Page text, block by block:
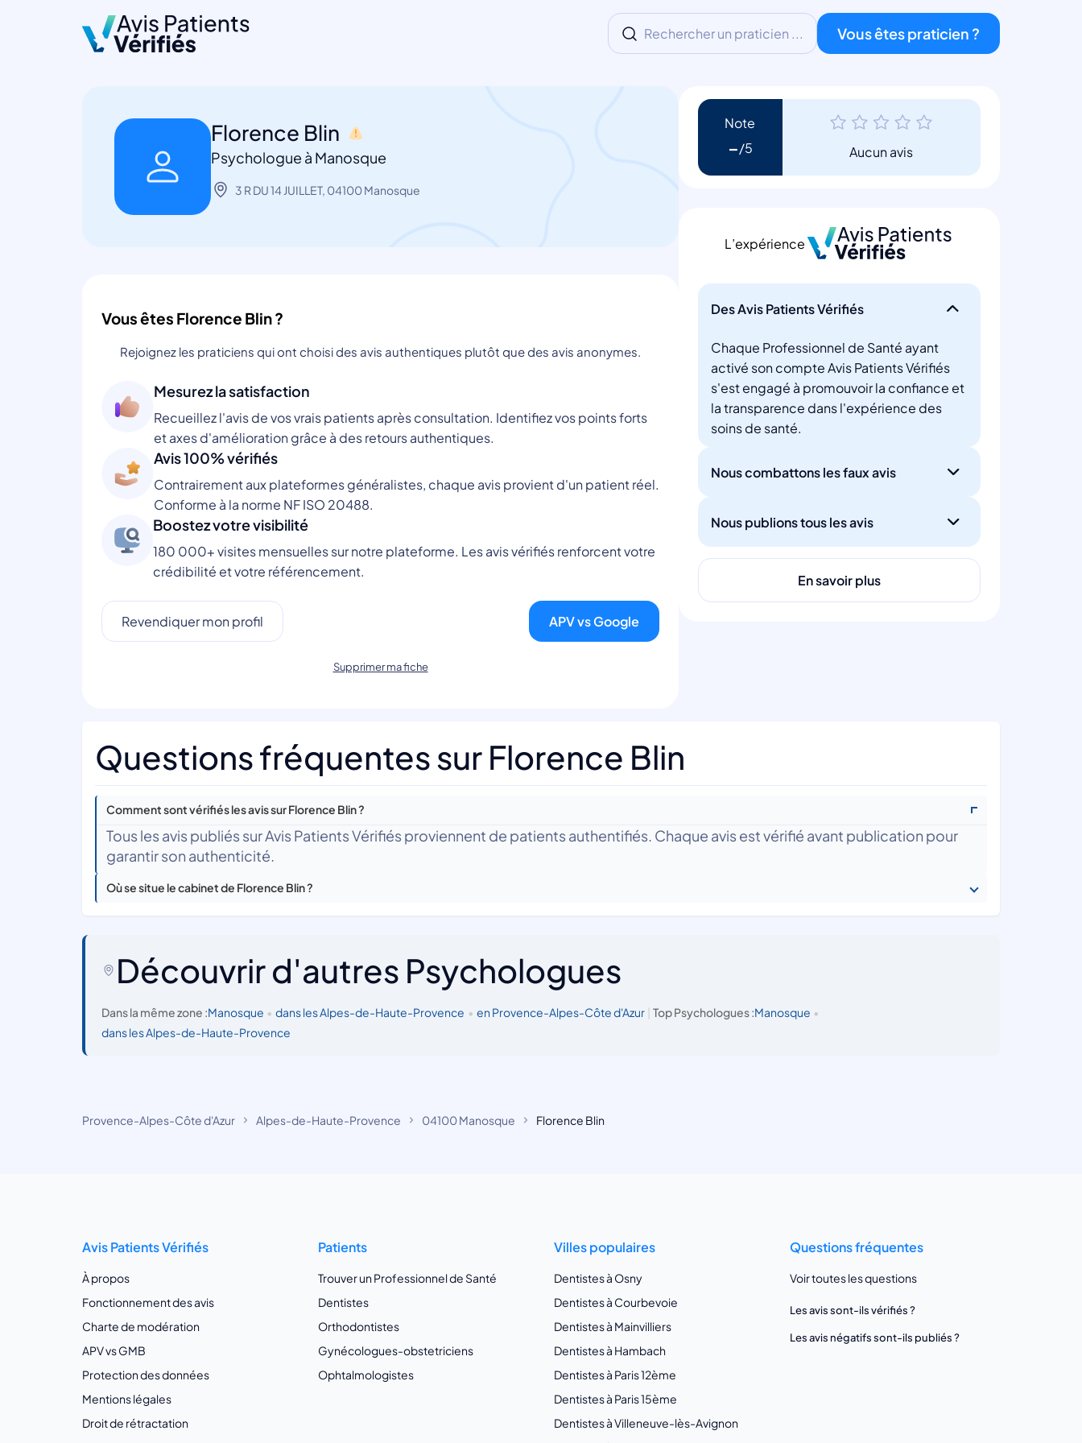
Rechercher un praticien ... Vous êtes praticien ?
Florence Blin
Psychologue à Manosque
3 R DU 14 JUILLET, 04100 Manosque
Vous êtes Florence Blin ?
Rejoignez les praticiens qui ont choisi des avis authentiques plutôt que des avis anonymes.
Mesurez la satisfaction
Recueillez l'avis de vos vrais patients après consultation. Identifiez vos points forts
et axes d'amélioration grâce à des retours authentiques.
Avis 100% vérifiés
Contrairement aux plateformes généralistes, chaque avis provient d'un patient réel.
Conforme à la norme NF ISO 20488.
Boostez votre visibilité
180 000+ visites mensuelles sur notre plateforme. Les avis vérifiés renforcent votre
crédibilité et votre référencement.
Revendiquer mon profil APV vs Google
Supprimer ma fiche
Note
- Aucun avis
L’expérience
Des Avis Patients Vérifiés
Chaque Professionnel de Santé ayant
activé son compte Avis Patients Vérifiés
s'est engagé à promouvoir la confiance et
la transparence dans l'expérience des
soins de santé.
Nous combattons les faux avis
Nous publions tous les avis
En savoir plus
Questions fréquentes sur Florence Blin
Comment sont vérifiés les avis sur Florence Blin ?
Tous les avis publiés sur Avis Patients Vérifiés proviennent de patients authentifiés. Chaque avis est vérifié avant publication pour
garantir son authenticité.
Où se situe le cabinet de Florence Blin ?
Découvrir d'autres Psychologues
Dans la même zone :Manosque • dans les Alpes-de-Haute-Provence • en Provence-Alpes-Côte d'Azur | Top Psychologues :Manosque •
dans les Alpes-de-Haute-Provence
Provence-Alpes-Côte d'Azur Alpes-de-Haute-Provence 04100 Manosque Florence Blin
Avis Patients Vérifiés
À propos
Fonctionnement des avis
Charte de modération
APV vs GMB
Protection des données
Mentions légales
Droit de rétractation
Patients
Trouver un Professionnel de Santé
Dentistes
Orthodontistes
Gynécologues-obstetriciens
Ophtalmologistes
Villes populaires
Dentistes à Osny
Dentistes à Courbevoie
Dentistes à Mainvilliers
Dentistes à Hambach
Dentistes à Paris 12ème
Dentistes à Paris 15ème
Dentistes à Villeneuve-lès-Avignon
Questions fréquentes
Voir toutes les questions
Les avis sont-ils vérifiés ?
Les avis négatifs sont-ils publiés ?